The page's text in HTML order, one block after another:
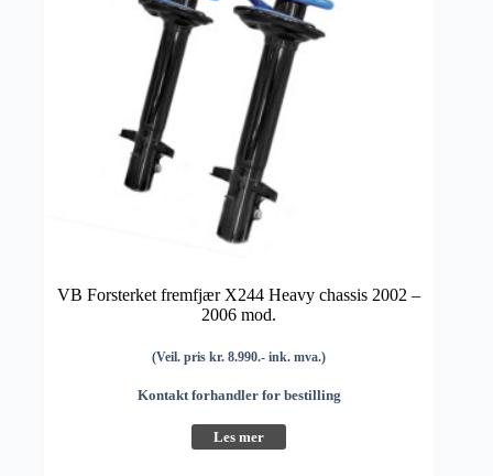
VB Forsterket fremfjær X244 Heavy chassis 2002 –
2006 mod.
(Veil. pris kr. 8.990.- ink. mva.)
Kontakt forhandler for bestilling
Les mer